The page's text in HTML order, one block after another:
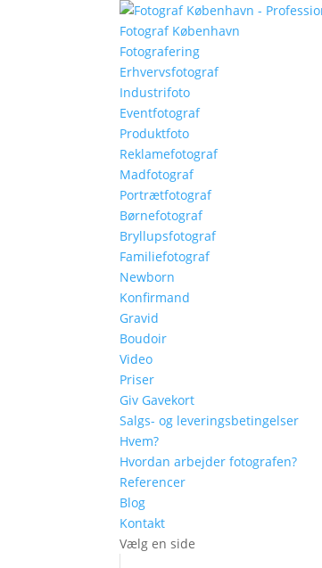
Fotograf København
Fotografering
Erhvervsfotograf
Industrifoto
Eventfotograf
Produktfoto
Reklamefotograf
Madfotograf
Portrætfotograf
Børnefotograf
Bryllupsfotograf
Familiefotograf
Newborn
Konfirmand
Gravid
Boudoir
Video
Priser
Giv Gavekort
Salgs- og leveringsbetingelser
Hvem?
Hvordan arbejder fotografen?
Referencer
Blog
Kontakt
Vælg en side